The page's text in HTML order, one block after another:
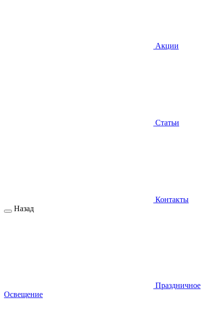
Акции
Статьи
Контакты
Назад
Праздничное
Освещение